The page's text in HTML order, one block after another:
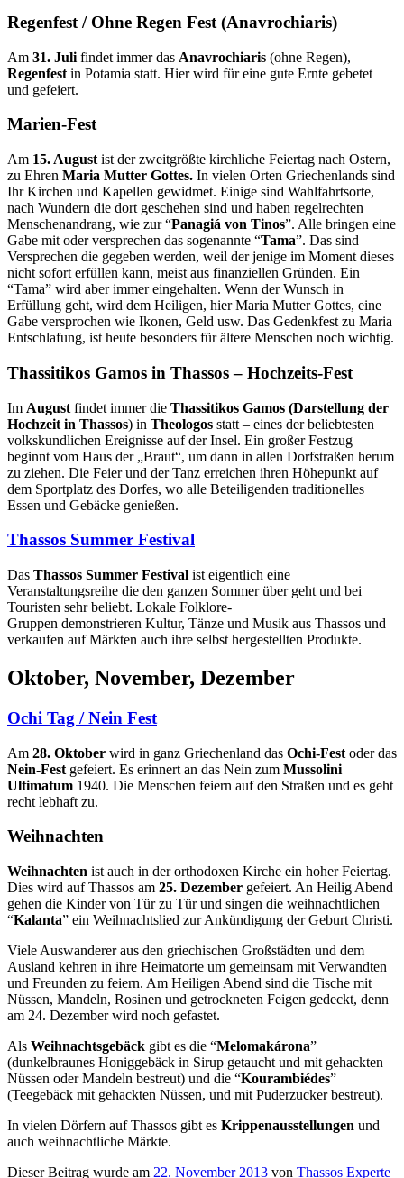
Regenfest / Ohne Regen Fest (Anavrochiaris)
Am 31. Juli findet immer das Anavrochiaris (ohne Regen),
Regenfest in Potamia statt. Hier wird für eine gute Ernte gebetet
und gefeiert.
Marien-Fest
Am 15. August ist der zweitgrößte kirchliche Feiertag nach Ostern,
zu Ehren Maria Mutter Gottes. In vielen Orten Griechenlands sind
Ihr Kirchen und Kapellen gewidmet. Einige sind Wahlfahrtsorte,
nach Wundern die dort geschehen sind und haben regelrechten
Menschenandrang, wie zur “Panagiá von Tinos”. Alle bringen eine
Gabe mit oder versprechen das sogenannte “Tama”. Das sind
Versprechen die gegeben werden, weil der jenige im Moment dieses
nicht sofort erfüllen kann, meist aus finanziellen Gründen. Ein
“Tama” wird aber immer eingehalten. Wenn der Wunsch in
Erfüllung geht, wird dem Heiligen, hier Maria Mutter Gottes, eine
Gabe versprochen wie Ikonen, Geld usw. Das Gedenkfest zu Maria
Entschlafung, ist heute besonders für ältere Menschen noch wichtig.
Thassitikos Gamos in Thassos – Hochzeits-Fest
Im August findet immer die Thassitikos Gamos (Darstellung der
Hochzeit in Thassos) in Theologos statt – eines der beliebtesten
volkskundlichen Ereignisse auf der Insel. Ein großer Festzug
beginnt vom Haus der „Braut“, um dann in allen Dorfstraßen herum
zu ziehen. Die Feier und der Tanz erreichen ihren Höhepunkt auf
dem Sportplatz des Dorfes, wo alle Beteiligenden traditionelles
Essen und Gebäcke genießen.
Thassos Summer Festival
Das Thassos Summer Festival ist eigentlich eine
Veranstaltungsreihe die den ganzen Sommer über geht und bei
Touristen sehr beliebt. Lokale Folklore-
Gruppen demonstrieren Kultur, Tänze und Musik aus Thassos und
verkaufen auf Märkten auch ihre selbst hergestellten Produkte.
Oktober, November, Dezember
Ochi Tag / Nein Fest
Am 28. Oktober wird in ganz Griechenland das Ochi-Fest oder das
Nein-Fest gefeiert. Es erinnert an das Nein zum Mussolini
Ultimatum 1940. Die Menschen feiern auf den Straßen und es geht
recht lebhaft zu.
Weihnachten
Weihnachten ist auch in der orthodoxen Kirche ein hoher Feiertag.
Dies wird auf Thassos am 25. Dezember gefeiert. An Heilig Abend
gehen die Kinder von Tür zu Tür und singen die weihnachtlichen
“Kalanta” ein Weihnachtslied zur Ankündigung der Geburt Christi.
Viele Auswanderer aus den griechischen Großstädten und dem
Ausland kehren in ihre Heimatorte um gemeinsam mit Verwandten
und Freunden zu feiern. Am Heiligen Abend sind die Tische mit
Nüssen, Mandeln, Rosinen und getrockneten Feigen gedeckt, denn
am 24. Dezember wird noch gefastet.
Als Weihnachtsgebäck gibt es die “Melomakárona”
(dunkelbraunes Honiggebäck in Sirup getaucht und mit gehackten
Nüssen oder Mandeln bestreut) und die “Kourambiédes”
(Teegebäck mit gehackten Nüssen, und mit Puderzucker bestreut).
In vielen Dörfern auf Thassos gibt es Krippenausstellungen und
auch weihnachtliche Märkte.
Dieser Beitrag wurde am 22. November 2013 von Thassos Experte